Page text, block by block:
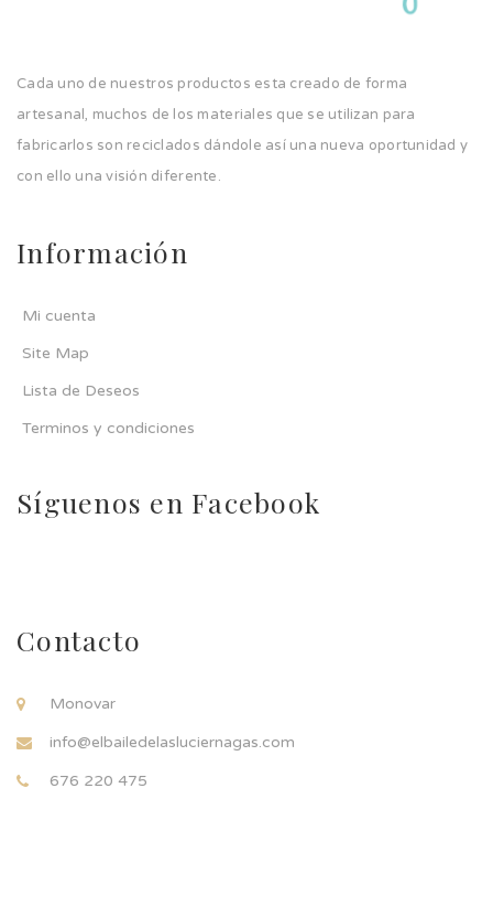
Cada uno de nuestros productos esta creado de forma
artesanal, muchos de los materiales que se utilizan para
fabricarlos son reciclados dándole así una nueva oportunidad y
con ello una visión diferente.
Información
Mi cuenta
Site Map
Lista de Deseos
Terminos y condiciones
Síguenos en Facebook
Contacto
Monovar
info@elbailedelasluciernagas.com
676 220 475